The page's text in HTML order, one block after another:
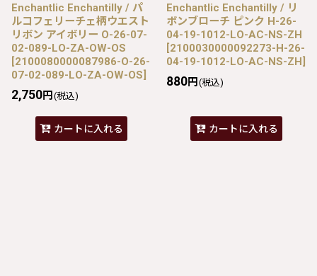
Enchantlic Enchantilly / パ
ルコフェリーチェ柄ウエスト
リボン アイボリー O-26-07-
02-089-LO-ZA-OW-OS
[2100080000087986-O-26-
07-02-089-LO-ZA-OW-OS]
2,750円 (税込)
カートに入れる
Enchantlic Enchantilly / リ
ボンブローチ ピンク H-26-
04-19-1012-LO-AC-NS-ZH
[2100030000092273-H-26-
04-19-1012-LO-AC-NS-ZH]
880円 (税込)
カートに入れる